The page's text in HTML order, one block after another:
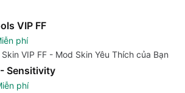
VIP FF
phí
VIP FF - Mod Skin Yêu Thích của Bạn
Sensitivity
phí